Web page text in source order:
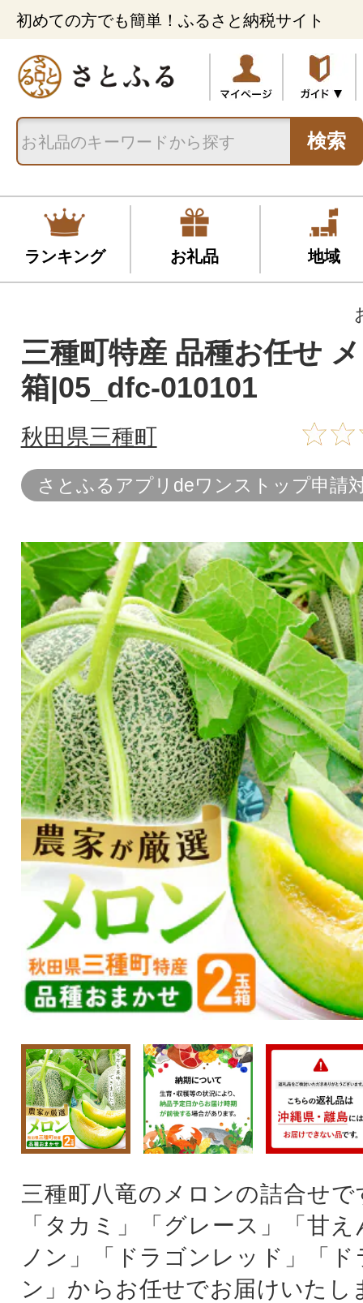
初めての方でも簡単！ふるさと納税サイト
検索
ランキング お礼品 地域
三種町特産 品種お任せ
箱|05_dfc-010101
秋田県三種町
さとふるアプリdeワンストップ申請
三種町八竜のメロンの詰合せ
「タカミ」「グレース」「甘
ノン」「ドラゴンレッド」「
ン」からお任せでお届けいたし